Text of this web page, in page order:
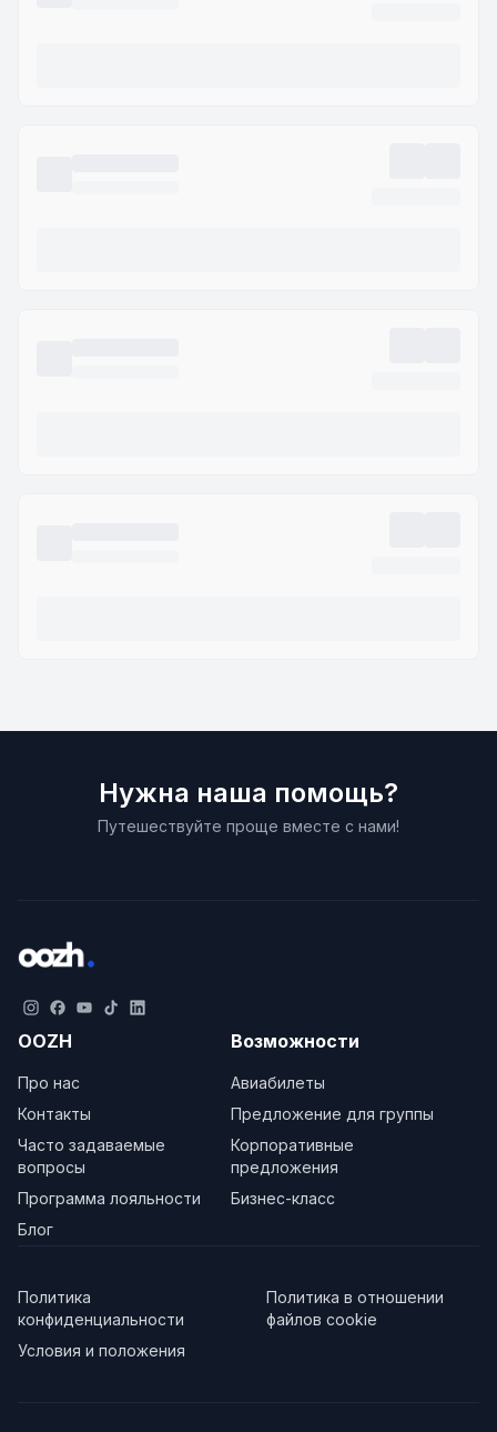
Нужна наша помощь?
Путешествуйте проще вместе с нами!
OOZH
Про нас
Контакты
Часто задаваемые
вопросы
Программа лояльности
Блог
Возможности
Авиабилеты
Предложение для группы
Корпоративные
предложения
Бизнес-класс
Политика
конфиденциальности
Политика в отношении
файлов cookie
Условия и положения